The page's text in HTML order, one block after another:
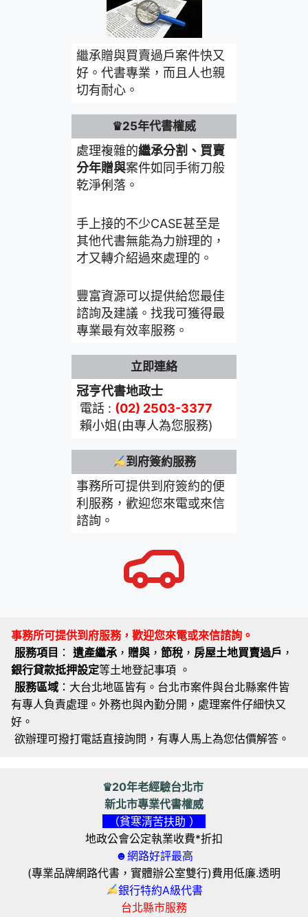
繼承贈與買賣過戶案件快又
好。代書專業，而且人也親
切有耐心。
♛25年代書權威
處理複雜的繼承分割、買賣
分年贈與案件如同手術刀般
乾淨俐落。
手上接的不少CASE甚至是
其他代書無能為力辦理的，
才又轉介紹過來處理的。
豐富資源可以提供給您最佳
諮詢及建議。找我可獲得最
專業最有效率服務。
立即連絡
冠亨代書地政士
電話 : (02) 2503-3377
賴小姐(由專人為您服務)
到府簽約服務
事務所可提供到府簽約的便
利服務，歡迎您來電或來信
諮詢。
事務所可提供到府服務，歡迎您來電或來信諮詢。
服務項目 ： 遺產繼承 ， 贈與 ， 節稅 ， 房屋土地買賣過戶 ，
銀行貸款抵押設定等土地登記事項 。
服務區域 ：大台北地區皆有。台北市案件與台北縣案件皆
有專人負責處理。外務也與內勤分開，處理案件仔細快又
好。
欲辦理可撥打電話直接詢問，有專人馬上為您估價解答。
♛20年老經驗台北市
新北市專業代書權威
（貧寒清苦扶助 ）
地政公會公定執業收費*折扣
☻網路好評最高
(專業品牌網路代書，實體辦公室雙行)費用低廉.透明
銀行特約A級代書
台北縣市服務